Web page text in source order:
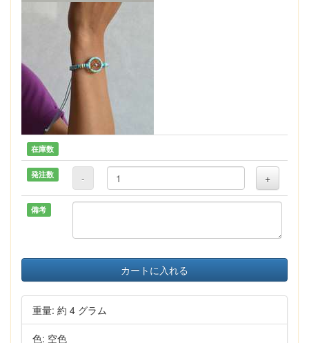
在庫数
発注数 - +
備考
カートに入れる
重量: 約 4 グラム
色: 空色